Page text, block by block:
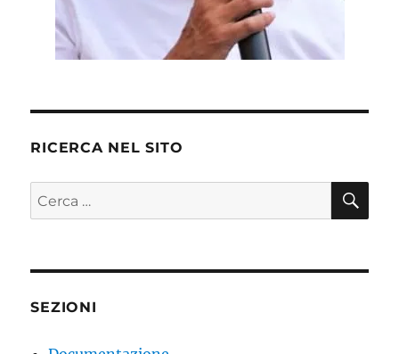
RICERCA NEL SITO
Cerca:
SEZIONI